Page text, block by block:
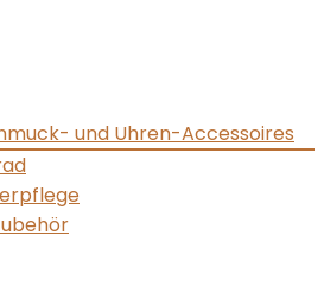
und Uhren-Accessoires